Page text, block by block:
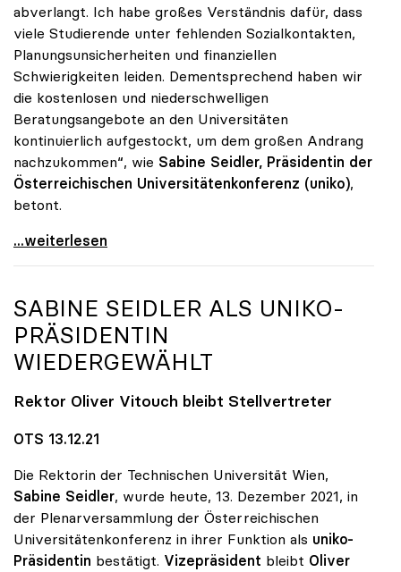
abverlangt. Ich habe großes Verständnis dafür, dass
viele Studierende unter fehlenden Sozialkontakten,
Planungsunsicherheiten und finanziellen
Schwierigkeiten leiden. Dementsprechend haben wir
die kostenlosen und niederschwelligen
Beratungsangebote an den Universitäten
kontinuierlich aufgestockt, um dem großen Andrang
nachzukommen“, wie Sabine Seidler, Präsidentin der
Österreichischen Universitätenkonferenz (uniko),
betont.
Große Nachfrage: Psychologische Beratungen an Unis
...weiterlesen
SABINE SEIDLER ALS UNIKO-
PRÄSIDENTIN
WIEDERGEWÄHLT
Rektor Oliver Vitouch bleibt Stellvertreter
OTS 13.12.21
Die Rektorin der Technischen Universität Wien,
Sabine Seidler, wurde heute, 13. Dezember 2021, in
der Plenarversammlung der Österreichischen
Universitätenkonferenz in ihrer Funktion als uniko-
Präsidentin bestätigt. Vizepräsident bleibt Oliver